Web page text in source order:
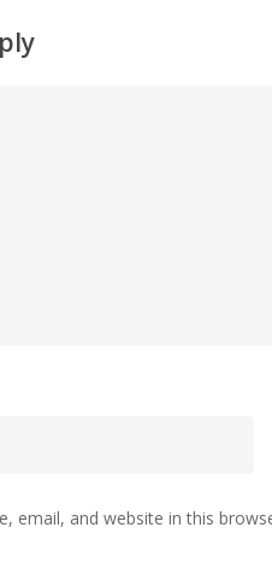
email, and website in this